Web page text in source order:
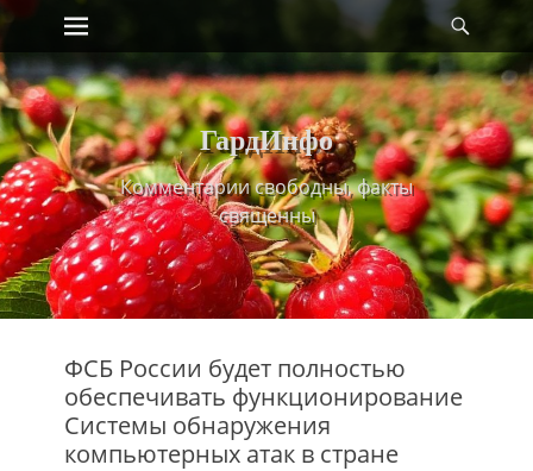
Skip
content
Primary Menu
ГардИнфо
Комментарии свободны, факты
священны
ФСБ России будет полностью
обеспечивать функционирование
Системы обнаружения
компьютерных ‎атак в стране